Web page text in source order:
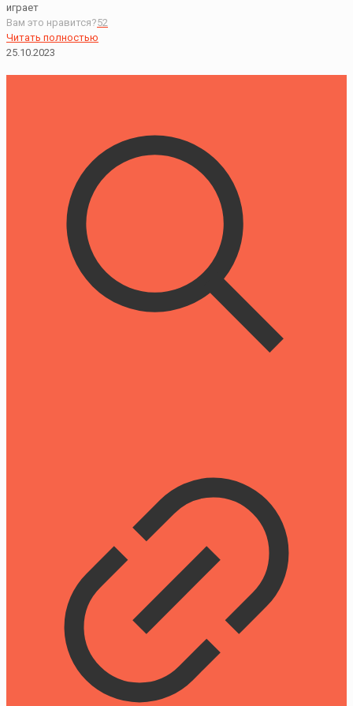
играет
Вам это нравится?52
Читать полностью
25.10.2023